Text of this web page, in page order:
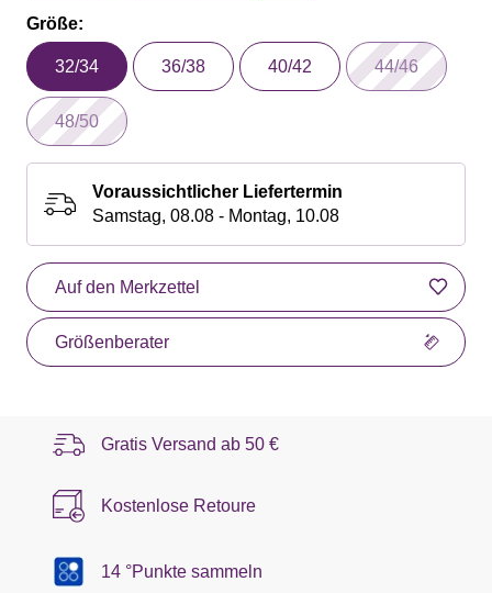
Größe:
32/34 36/38 40/42 44/46
48/50
Voraussichtlicher Liefertermin
Samstag, 08.08 - Montag, 10.08
Auf den Merkzettel
Größenberater
Gratis Versand ab 50 €
Kostenlose Retoure
14 °Punkte sammeln